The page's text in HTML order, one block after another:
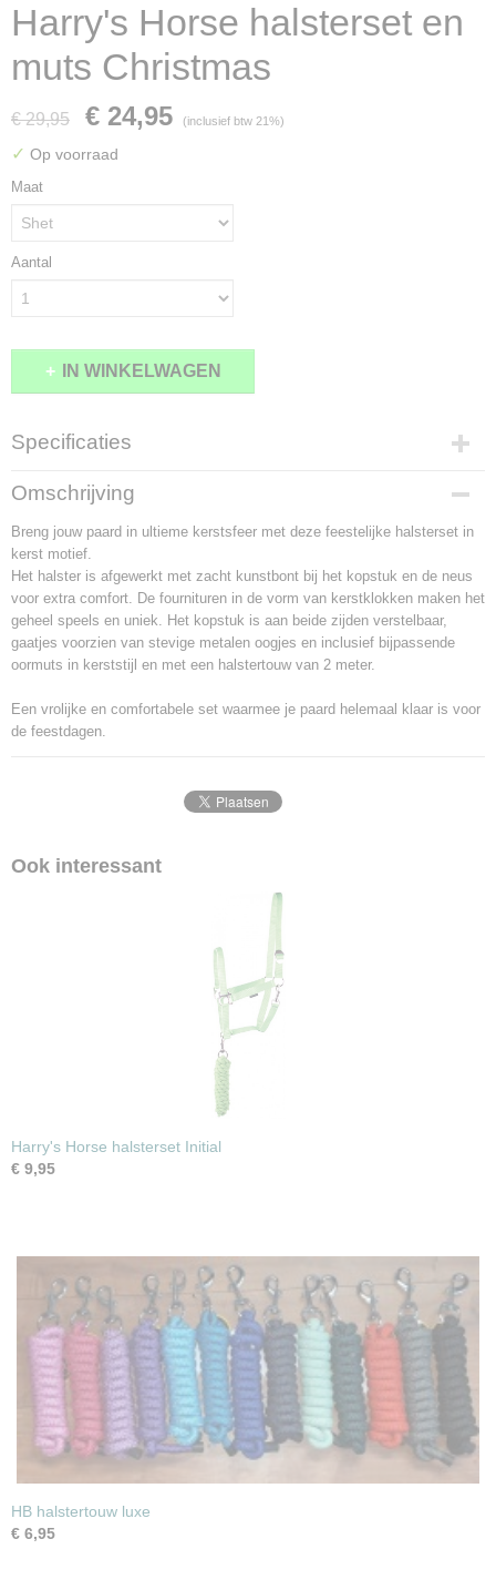
Harry's Horse halsterset en
muts Christmas
€ 29,95 € 24,95 (inclusief btw 21%)
✓ Op voorraad
Maat
Aantal
IN WINKELWAGEN
Specificaties
Productcode
2112-10117
Omschrijving
Breng jouw paard in ultieme kerstsfeer met deze feestelijke halsterset in
kerst motief.
Het halster is afgewerkt met zacht kunstbont bij het kopstuk en de neus
voor extra comfort. De fournituren in de vorm van kerstklokken maken het
geheel speels en uniek. Het kopstuk is aan beide zijden verstelbaar,
gaatjes voorzien van stevige metalen oogjes en inclusief bijpassende
oormuts in kerststijl en met een halstertouw van 2 meter.
Een vrolijke en comfortabele set waarmee je paard helemaal klaar is voor
de feestdagen.
Ook interessant
Harry's Horse halsterset Initial
€ 9,95
HB halstertouw luxe
€ 6,95